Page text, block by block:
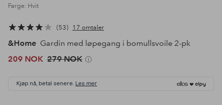
Farge: Hvit
53 17 omtaler
&Home Gardin med løpegang i bomullsvoile 2-pk
209 NOK 279 NOK
Kjøp nå, betal senere. Les mer